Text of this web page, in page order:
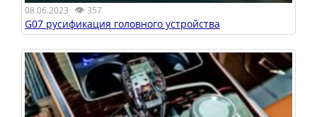
08.06.2023 👁 357
G07 русификация головного устройства